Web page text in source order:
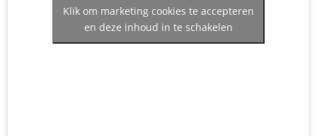
Klik om marketing cookies te accepteren
en deze inhoud in te schakelen